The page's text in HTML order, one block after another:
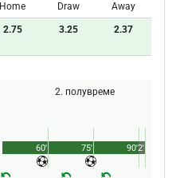
Home Draw Away
2.75 3.25 2.37
2. полувреме
90'
60' 75' 2'